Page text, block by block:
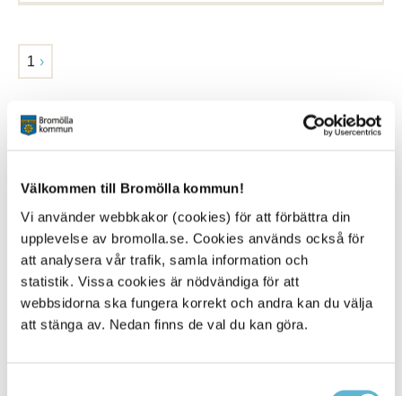
Välkommen till Bromölla kommun!
Vi använder webbkakor (cookies) för att förbättra din
upplevelse av bromolla.se. Cookies används också för
att analysera vår trafik, samla information och
statistik. Vissa cookies är nödvändiga för att
webbsidorna ska fungera korrekt och andra kan du välja
att stänga av. Nedan finns de val du kan göra.
1
Resultat per sida:
Ämnessidor
Hela webbplatsen
Platser